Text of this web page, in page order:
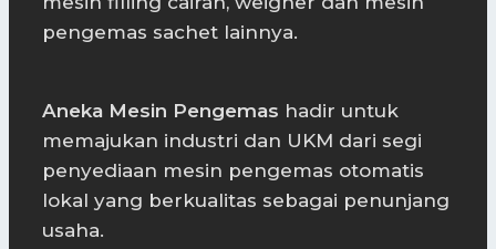
pengemas sachet lainnya.
Aneka Mesin Pengemas hadir untuk
memajukan industri dan UKM dari segi
penyediaan mesin pengemas otomatis
lokal yang berkualitas sebagai penunjang
usaha.